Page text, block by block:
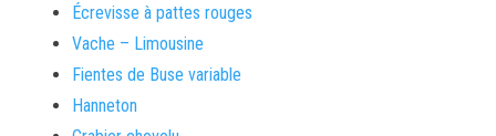
Écrevisse à pattes rouges
Vache – Limousine
Fientes de Buse variable
Hanneton